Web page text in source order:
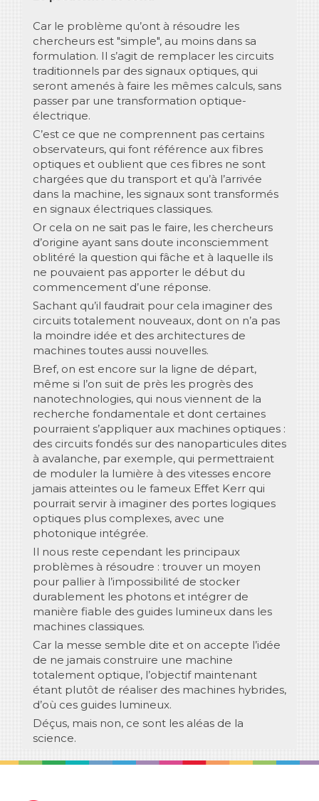
Car le problème qu’ont à résoudre les
chercheurs est "simple", au moins dans sa
formulation. Il s’agit de remplacer les circuits
traditionnels par des signaux optiques, qui
seront amenés à faire les mêmes calculs, sans
passer par une transformation optique-
électrique.
C’est ce que ne comprennent pas certains
observateurs, qui font référence aux fibres
optiques et oublient que ces fibres ne sont
chargées que du transport et qu’à l’arrivée
dans la machine, les signaux sont transformés
en signaux électriques classiques.
Or cela on ne sait pas le faire, les chercheurs
d’origine ayant sans doute inconsciemment
oblitéré la question qui fâche et à laquelle ils
ne pouvaient pas apporter le début du
commencement d’une réponse.
Sachant qu’il faudrait pour cela imaginer des
circuits totalement nouveaux, dont on n’a pas
la moindre idée et des architectures de
machines toutes aussi nouvelles.
Bref, on est encore sur la ligne de départ,
même si l’on suit de près les progrès des
nanotechnologies, qui nous viennent de la
recherche fondamentale et dont certaines
pourraient s’appliquer aux machines optiques :
des circuits fondés sur des nanoparticules dites
à avalanche, par exemple, qui permettraient
de moduler la lumière à des vitesses encore
jamais atteintes ou le fameux Effet Kerr qui
pourrait servir à imaginer des portes logiques
optiques plus complexes, avec une
photonique intégrée.
Il nous reste cependant les principaux
problèmes à résoudre : trouver un moyen
pour pallier à l’impossibilité de stocker
durablement les photons et intégrer de
manière fiable des guides lumineux dans les
machines classiques.
Car la messe semble dite et on accepte l’idée
de ne jamais construire une machine
totalement optique, l’objectif maintenant
étant plutôt de réaliser des machines hybrides,
d’où ces guides lumineux.
Déçus, mais non, ce sont les aléas de la
science.